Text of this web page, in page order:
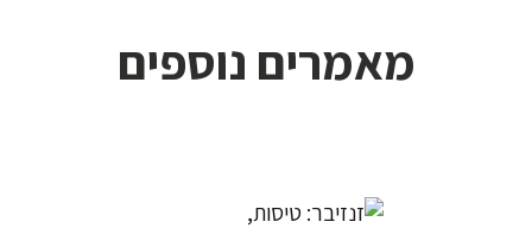
מאמרים נוספים